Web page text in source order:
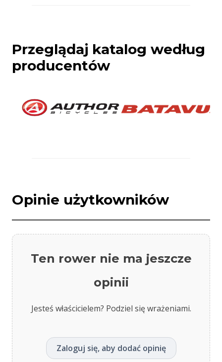
Przeglądaj katalog według
producentów
Opinie użytkowników
Ten rower nie ma jeszcze
opinii
Jesteś właścicielem? Podziel się wrażeniami.
Zaloguj się, aby dodać opinię